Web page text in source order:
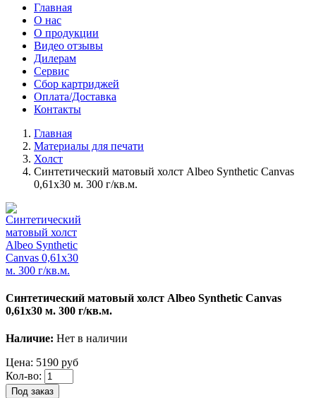
Главная
О нас
О продукции
Видео отзывы
Дилерам
Сервис
Сбор картриджей
Оплата/Доставка
Контакты
Главная
Материалы для печати
Холст
Синтетический матовый холст Albeo Synthetic Canvas
0,61х30 м. 300 г/кв.м.
Синтетический матовый холст Albeo Synthetic Canvas
0,61х30 м. 300 г/кв.м.
Наличие: Нет в наличии
Цена: 5190 руб
Кол-во:
Под заказ